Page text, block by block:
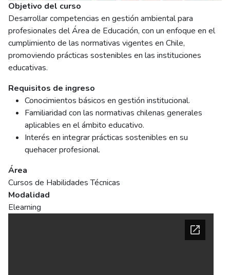
Objetivo del curso
Desarrollar competencias en gestión ambiental para
profesionales del Área de Educación, con un enfoque en el
cumplimiento de las normativas vigentes en Chile,
promoviendo prácticas sostenibles en las instituciones
educativas.
Requisitos de ingreso
Conocimientos básicos en gestión institucional.
Familiaridad con las normativas chilenas generales
aplicables en el ámbito educativo.
Interés en integrar prácticas sostenibles en su
quehacer profesional.
Área
Cursos de Habilidades Técnicas
Modalidad
Elearning